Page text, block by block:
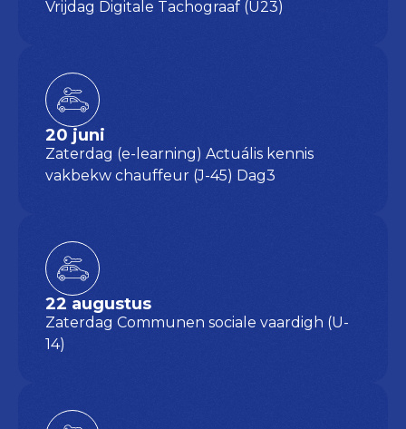
Vrijdag Digitale Tachograaf (U23)
20 juni
Zaterdag (e-learning) Actuális kennis
vakbekw chauffeur (J-45) Dag3
22 augustus
Zaterdag Communen sociale vaardigh (U-
14)